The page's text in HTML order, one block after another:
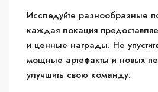
Исследуйте разнообразные
каждая локация
и ценные награды. Не
мощные артефакты и новых
улучшить свою команду.